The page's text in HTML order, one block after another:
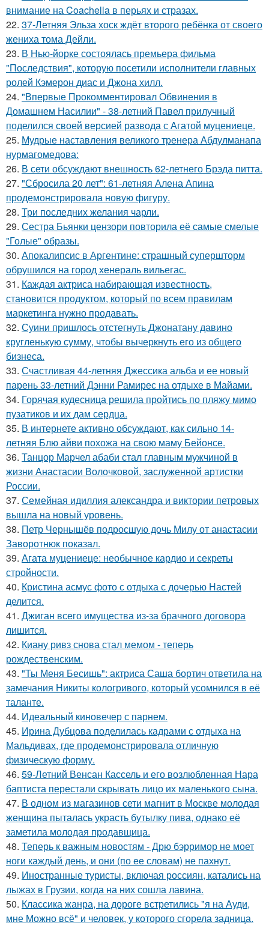
внимание на Coachella в перьях и стразах.
22. 37-Летняя Эльза хоск ждёт второго ребёнка от своего
жениха тома Дейли.
23. В Нью-йорке состоялась премьера фильма
"Последствия", которую посетили исполнители главных
ролей Кэмерон диас и Джона хилл.
24. "Впервые Прокомментировал Обвинения в
Домашнем Насилии" - 38-летний Павел прилучный
поделился своей версией развода с Агатой муцениеце.
25. Мудрые наставления великого тренера Абдулманапа
нурмагомедова:
26. В сети обсуждают внешность 62-летнего Брэда питта.
27. "Сбросила 20 лет": 61-летняя Алена Апина
продемонстрировала новую фигуру.
28. Три последних желания чарли.
29. Сестра Бьянки цензори повторила её самые смелые
"Голые" образы.
30. Апокалипсис в Аргентине: страшный супершторм
обрушился на город хенераль вильегас.
31. Каждая актриса набирающая известность,
становится продуктом, который по всем правилам
маркетинга нужно продавать.
32. Суини пришлось отстегнуть Джонатану давино
кругленькую сумму, чтобы вычеркнуть его из общего
бизнеса.
33. Счастливая 44-летняя Джессика альба и ее новый
парень 33-летний Дэнни Рамирес на отдыхе в Майами.
34. Горячая кудесница решила пройтись по пляжу мимо
пузатиков и их дам сердца.
35. В интернете активно обсуждают, как сильно 14-
летняя Блю айви похожа на свою маму Бейонсе.
36. Танцор Марчел абаби стал главным мужчиной в
жизни Анастасии Волочковой, заслуженной артистки
России.
37. Семейная идиллия александра и виктории петровых
вышла на новый уровень.
38. Петр Чернышёв подросшую дочь Милу от анастасии
Заворотнюк показал.
39. Агата муцениеце: необычное кардио и секреты
стройности.
40. Кристина асмус фото с отдыха с дочерью Настей
делится.
41. Джиган всего имущества из-за брачного договора
лишится.
42. Киану ривз снова стал мемом - теперь
рождественским.
43. "Ты Меня Бесишь": актриса Саша бортич ответила на
замечания Никиты кологривого, который усомнился в её
таланте.
44. Идеальный киновечер с парнем.
45. Ирина Дубцова поделилась кадрами с отдыха на
Мальдивах, где продемонстрировала отличную
физическую форму.
46. 59-Летний Венсан Кассель и его возлюбленная Нара
баптиста перестали скрывать лицо их маленького сына.
47. В одном из магазинов сети магнит в Москве молодая
женщина пыталась украсть бутылку пива, однако её
заметила молодая продавщица.
48. Теперь к важным новостям - Дрю бэрримор не моет
ноги каждый день, и они (по ее словам) не пахнут.
49. Иностранные туристы, включая россиян, катались на
лыжах в Грузии, когда на них сошла лавина.
50. Классика жанра, на дороге встретились "я на Ауди,
мне Можно всё" и человек, у которого сгорела задница.